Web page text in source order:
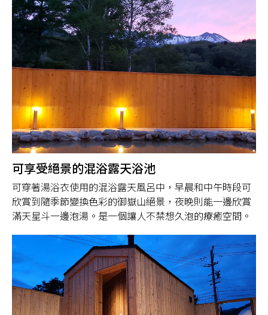
可享受絕景的混浴露天浴池
可穿著湯浴衣使用的混浴露天風呂中，早晨和中午時段可
欣賞到隨季節變換色彩的御嶽山絕景，夜晚則能一邊欣賞
滿天星斗一邊泡湯。是一個讓人不禁想久泡的療癒空間。